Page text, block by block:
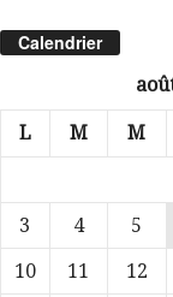
Calendrier
L M M
3
4 5
10
11 12